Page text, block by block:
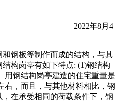
2022年8月4
钢板等制作而成的结构，与其
构岗亭有如下特点: (1)钢结构
用钢结构岗亭建造的住宅重量是
右，而且，与其他材料相比，钢
在承受相同的荷载条件下，钢